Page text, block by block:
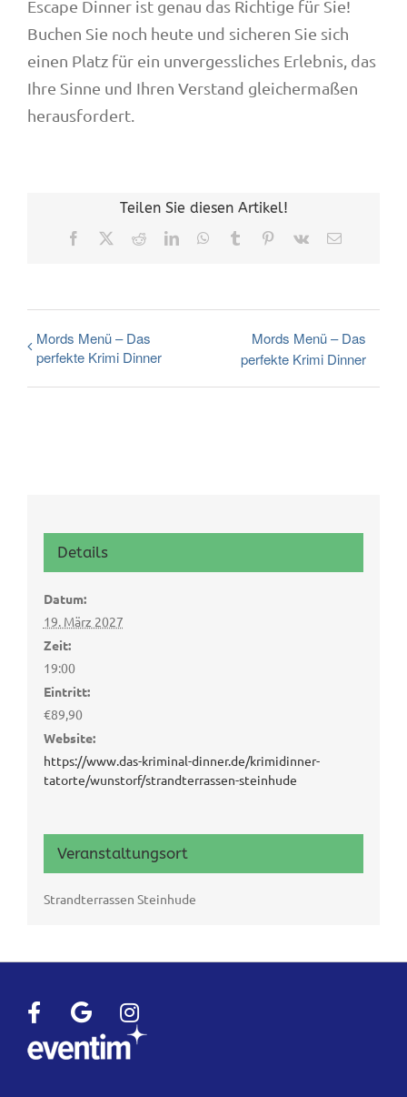
Escape Dinner ist genau das Richtige für Sie!
Buchen Sie noch heute und sicheren Sie sich
einen Platz für ein unvergessliches Erlebnis, das
Ihre Sinne und Ihren Verstand gleichermaßen
herausfordert.
Teilen Sie diesen Artikel!
Facebook RedditLinkedInWhatsApp
Tumblr Pinterest
Vk
E-
Mords Menü – Das
perfekte Krimi Dinner
Mords Menü – Das
perfekte Krimi Dinner
Details
Datum:
19. März 2027
Zeit:
19:00
Eintritt:
€89,90
Website:
https://www.das-kriminal-dinner.de/krimidinner-
tatorte/wunstorf/strandterrassen-steinhude
Veranstaltungsort
Strandterrassen Steinhude